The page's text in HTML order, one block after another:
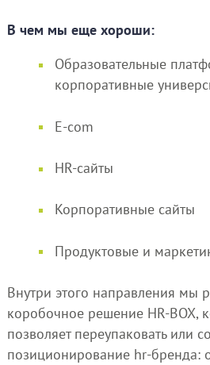
В чем мы еще хороши:
Образовательные
корпоративные
E-com
HR-сайты
Корпоративные сайты
Продуктовые и
Внутри этого направления мы
коробочное решение HR-BOX,
позволяет переупаковать или
позиционирование hr-бренда: